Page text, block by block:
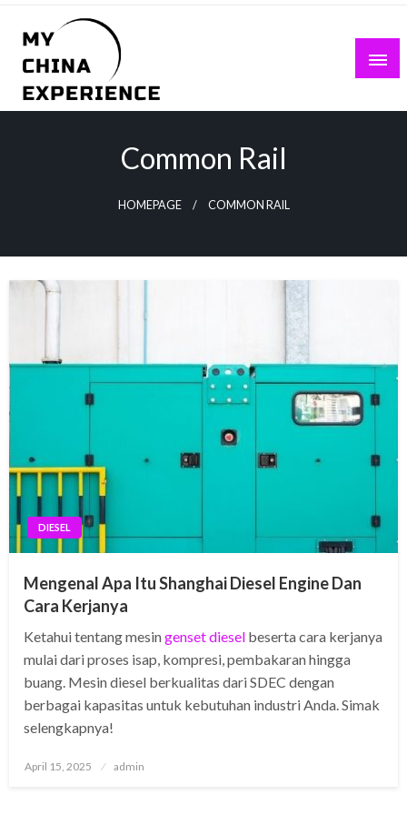
Skip
content
Common Rail
HOMEPAGE COMMON RAIL
DIESEL
Mengenal Apa Itu Shanghai Diesel Engine Dan
Cara Kerjanya
Ketahui tentang mesingenset diesel beserta cara kerjanya
mulai dari proses isap, kompresi, pembakaran hingga
buang. Mesin diesel berkualitas dari SDEC dengan
berbagai kapasitas untuk kebutuhan industri Anda. Simak
selengkapnya!
Posted
April 15, 2025 admin